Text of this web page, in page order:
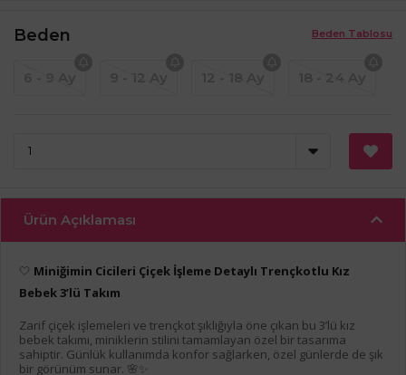
Beden Tablosu
Beden
Ürün Açıklaması
🤍 Miniğimin Cicileri Çiçek İşleme Detaylı Trençkotlu Kız
Bebek 3’lü Takım
Zarif çiçek işlemeleri ve trençkot şıklığıyla öne çıkan bu 3’lü kız
bebek takımı, miniklerin stilini tamamlayan özel bir tasarıma
sahiptir. Günlük kullanımda konfor sağlarken, özel günlerde de şık
bir görünüm sunar. 🌸✨